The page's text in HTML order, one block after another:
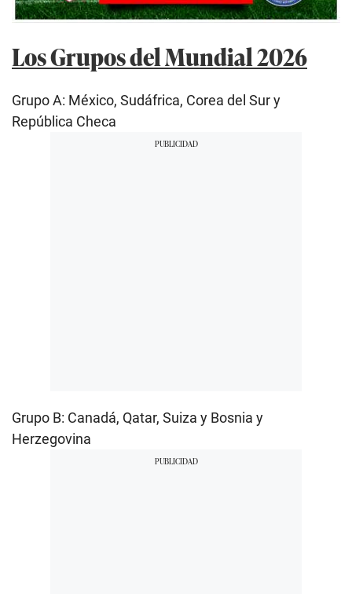
Los Grupos del Mundial 2026
Grupo A: México, Sudáfrica, Corea del Sur y
República Checa
Grupo B: Canadá, Qatar, Suiza y Bosnia y
Herzegovina